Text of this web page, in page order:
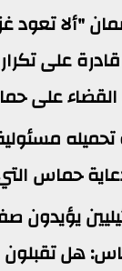
"ألا تعود
على
على
تحميله
حماس
هل